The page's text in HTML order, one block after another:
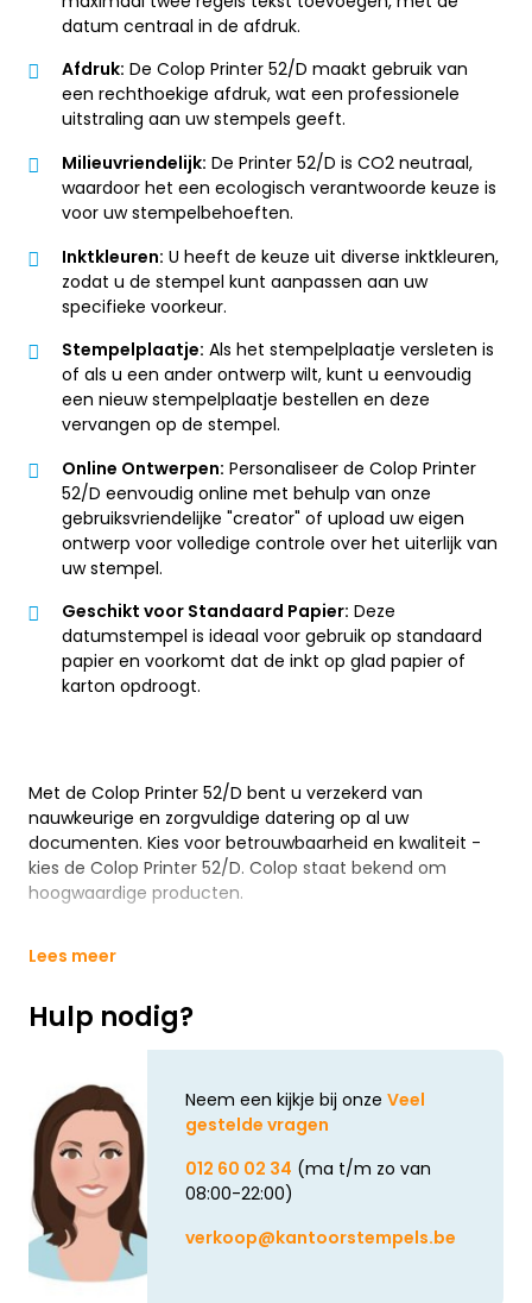
datum centraal in de afdruk.
Afdruk: De Colop Printer 52/D maakt gebruik van
een rechthoekige afdruk, wat een professionele
uitstraling aan uw stempels geeft.
Milieuvriendelijk: De Printer 52/D is CO2 neutraal,
waardoor het een ecologisch verantwoorde keuze is
voor uw stempelbehoeften.
Inktkleuren: U heeft de keuze uit diverse inktkleuren,
zodat u de stempel kunt aanpassen aan uw
specifieke voorkeur.
Stempelplaatje: Als het stempelplaatje versleten is
of als u een ander ontwerp wilt, kunt u eenvoudig
een nieuw stempelplaatje bestellen en deze
vervangen op de stempel.
Online Ontwerpen: Personaliseer de Colop Printer
52/D eenvoudig online met behulp van onze
gebruiksvriendelijke "creator" of upload uw eigen
ontwerp voor volledige controle over het uiterlijk van
uw stempel.
Geschikt voor Standaard Papier: Deze
datumstempel is ideaal voor gebruik op standaard
papier en voorkomt dat de inkt op glad papier of
karton opdroogt.
Met de Colop Printer 52/D bent u verzekerd van
nauwkeurige en zorgvuldige datering op al uw
documenten. Kies voor betrouwbaarheid en kwaliteit -
kies de Colop Printer 52/D. Colop staat bekend om
hoogwaardige producten.
Lees meer
Hulp nodig?
Neem een kijkje bij onze Veel
gestelde vragen
012 60 02 34 (ma t/m zo van
08:00-22:00)
verkoop@kantoorstempels.be